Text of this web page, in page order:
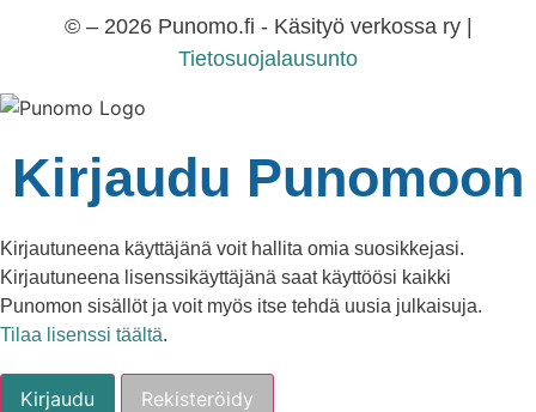
© – 2026 Punomo.fi - Käsityö verkossa ry |
Tietosuojalausunto
Kirjaudu Punomoon
Kirjautuneena käyttäjänä voit hallita omia suosikkejasi.
Kirjautuneena lisenssikäyttäjänä saat käyttöösi kaikki
Punomon sisällöt ja voit myös itse tehdä uusia julkaisuja.
Tilaa lisenssi täältä.
Kirjaudu
Rekisteröidy